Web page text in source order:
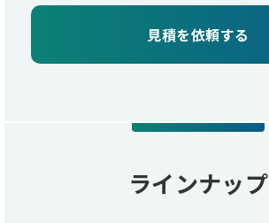
見積を依頼する
ラインナップ